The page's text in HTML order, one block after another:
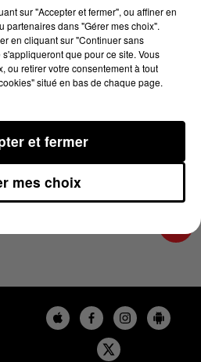
16/04/2025 À 10H00
sur "Accepter et fermer", ou affiner en
partenaires dans "Gérer mes choix".
en cliquant sur "Continuer sans
que pour ce site. Vous
ou retirer votre consentement à tout
situé en bas de chaque page.
mes choix
et fermer